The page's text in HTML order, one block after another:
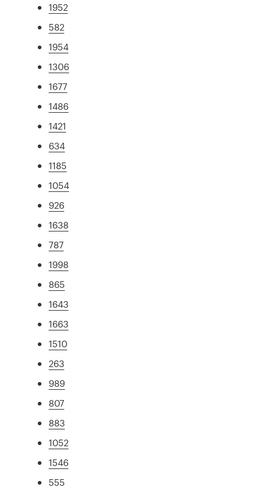
1952
582
1954
1306
1677
1486
1421
634
1185
1054
926
1638
787
1998
865
1643
1663
1510
263
989
807
883
1052
1546
555